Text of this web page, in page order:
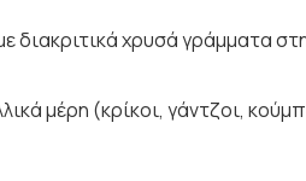
διακριτικά χρυσά γράμματα
μέρη (κρίκοι, γάντζοι,